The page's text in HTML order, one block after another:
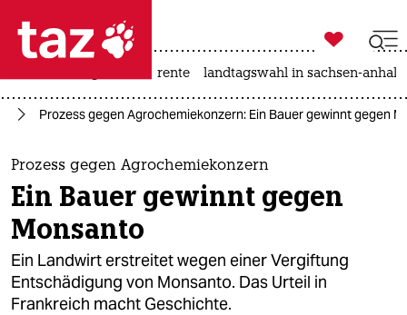
 taz zahl ich
taz zahl ich
themen
politik
öko
gesellschaft

taz zahl ich
rente landtagswahl in sachsen-anhalt
Prozess gegen Agrochemiekonzern: Ein Bauer gewinnt gegen
Prozess gegen Agrochemiekonzern
Ein Bauer gewinnt gegen
Monsanto
Ein Landwirt erstreitet wegen einer Vergiftung
Entschädigung von Monsanto. Das Urteil in
Frankreich macht Geschichte.